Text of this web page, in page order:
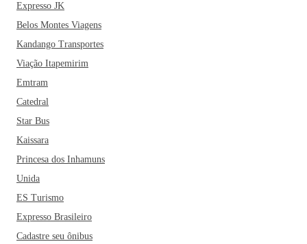
Expresso JK
Belos Montes Viagens
Kandango Transportes
Viação Itapemirim
Emtram
Catedral
Star Bus
Kaissara
Princesa dos Inhamuns
Unida
ES Turismo
Expresso Brasileiro
Cadastre seu ônibus